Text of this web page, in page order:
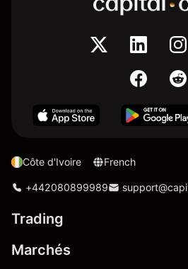
Côte d'Ivoire French
+442080899989
Trading
Marchés